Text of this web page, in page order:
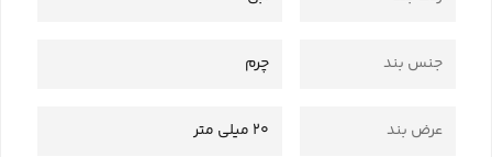
جنس بند چرم
عرض بند 20 میلی متر